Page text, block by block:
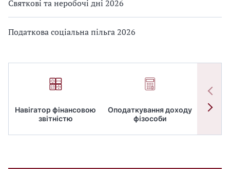
Святкові та неробочі дні 2026
Податкова соціальна пільга 2026
Навігатор фінансовою
звітністю
Оподаткування доходу
фізособи